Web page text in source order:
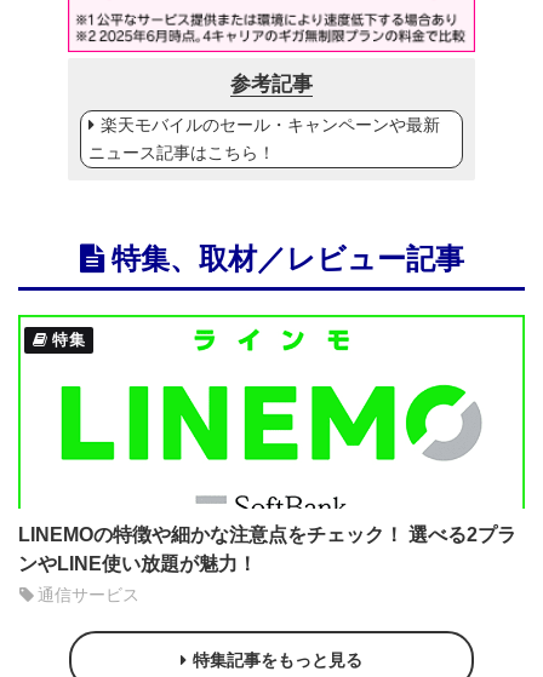
参考記事
楽天モバイルのセール・キャンペーンや最新
ニュース記事はこちら！
特集、取材／レビュー記事
特集
LINEMOの特徴や細かな注意点をチェック！ 選べる2プラ
ンやLINE使い放題が魅力！
通信サービス
特集記事をもっと見る